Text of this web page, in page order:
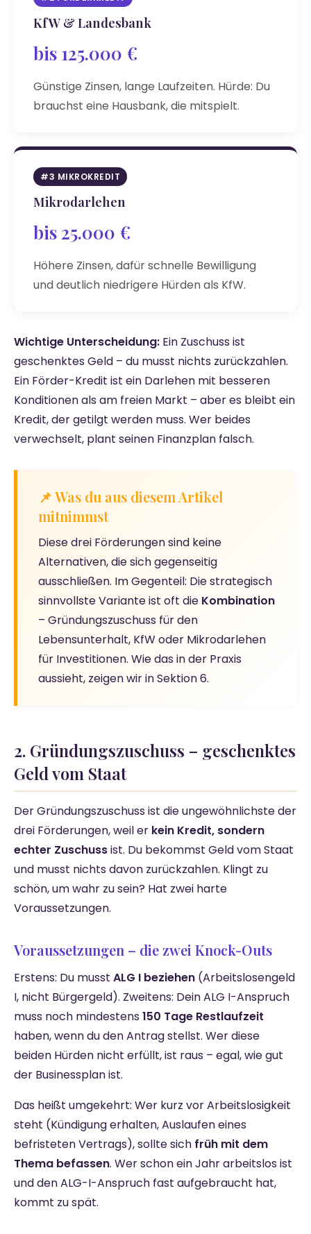
KfW & Landesbank
bis 125.000 €
Günstige Zinsen, lange Laufzeiten. Hürde: Du
brauchst eine Hausbank, die mitspielt.
#3 MIKROKREDIT
Mikrodarlehen
bis 25.000 €
Höhere Zinsen, dafür schnelle Bewilligung
und deutlich niedrigere Hürden als KfW.
Wichtige Unterscheidung: Ein Zuschuss ist
geschenktes Geld – du musst nichts zurückzahlen.
Ein Förder-Kredit ist ein Darlehen mit besseren
Konditionen als am freien Markt – aber es bleibt ein
Kredit, der getilgt werden muss. Wer beides
verwechselt, plant seinen Finanzplan falsch.
📌 Was du aus diesem Artikel
mitnimmst
Diese drei Förderungen sind keine
Alternativen, die sich gegenseitig
ausschließen. Im Gegenteil: Die strategisch
sinnvollste Variante ist oft die Kombination
– Gründungszuschuss für den
Lebensunterhalt, KfW oder Mikrodarlehen
für Investitionen. Wie das in der Praxis
aussieht, zeigen wir in Sektion 6.
2. Gründungszuschuss – geschenktes
Geld vom Staat
Der Gründungszuschuss ist die ungewöhnlichste der
drei Förderungen, weil er kein Kredit, sondern
echter Zuschussist. Du bekommst Geld vom Staat
und musst nichts davon zurückzahlen. Klingt zu
schön, um wahr zu sein? Hat zwei harte
Voraussetzungen.
Voraussetzungen – die zwei Knock-Outs
Erstens: Du musst ALG I beziehen (Arbeitslosengeld
I, nicht Bürgergeld). Zweitens: Dein ALG I-Anspruch
muss noch mindestens 150 Tage Restlaufzeit
haben, wenn du den Antrag stellst. Wer diese
beiden Hürden nicht erfüllt, ist raus – egal, wie gut
der Businessplan ist.
Das heißt umgekehrt: Wer kurz vor Arbeitslosigkeit
steht (Kündigung erhalten, Auslaufen eines
befristeten Vertrags), sollte sich früh mit dem
Thema befassen. Wer schon ein Jahr arbeitslos ist
und den ALG-I-Anspruch fast aufgebraucht hat,
kommt zu spät.